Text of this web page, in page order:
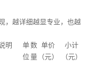
，越详细越显专业，也越
明
单
位
数
量
单价
（元）
小计
（元）